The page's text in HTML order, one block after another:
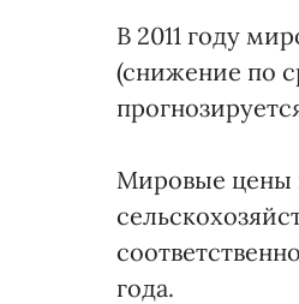
В 2011 году
(снижение по
Мировые цены
года.